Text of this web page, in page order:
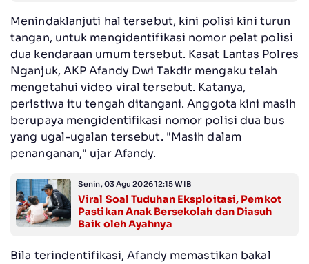
Menindaklanjuti hal tersebut, kini polisi kini turun
tangan, untuk mengidentifikasi nomor pelat polisi
dua kendaraan umum tersebut. Kasat Lantas Polres
Nganjuk, AKP Afandy Dwi Takdir mengaku telah
mengetahui video viral tersebut. Katanya,
peristiwa itu tengah ditangani. Anggota kini masih
berupaya mengidentifikasi nomor polisi dua bus
yang ugal-ugalan tersebut. "Masih dalam
penanganan," ujar Afandy.
Senin, 03 Agu 2026 12:15 WIB
Viral Soal Tuduhan Eksploitasi, Pemkot
Pastikan Anak Bersekolah dan Diasuh
Baik oleh Ayahnya
Bila terindentifikasi, Afandy memastikan bakal